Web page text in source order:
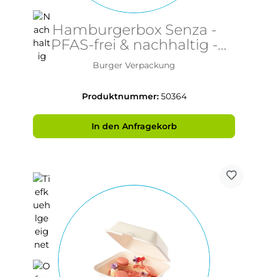
Hamburgerbox Senza -
PFAS-frei & nachhaltig -
155x155x76mm aus Bagasse
Burger Verpackung
Produktnummer: 50364
In den Anfragekorb